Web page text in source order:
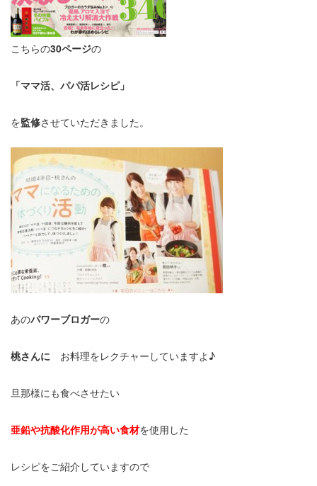
こちらの30ページの
「ママ活、パパ活レシピ」
を監修させていただきました。
あのパワーブロガーの
桃さんに お料理をレクチャーしていますよ♪
旦那様にも食べさせたい
亜鉛や抗酸化作用が高い食材を使用した
レシピをご紹介していますので